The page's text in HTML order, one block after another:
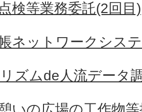
検等業務委託(2回目)
ネットワークシス
ズムde人流データ